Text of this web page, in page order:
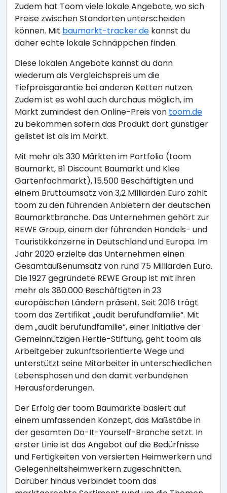
Zudem hat Toom viele lokale Angebote, wo sich
Preise zwischen Standorten unterscheiden
können. Mit baumarkt-tracker.de kannst du
daher echte lokale Schnäppchen finden.
Diese lokalen Angebote kannst du dann
wiederum als Vergleichspreis um die
Tiefpreisgarantie bei anderen Ketten nutzen.
Zudem ist es wohl auch durchaus möglich, im
Markt zumindest den Online-Preis von toom.de
zu bekommen sofern das Produkt dort günstiger
gelistet ist als im Markt.
Mit mehr als 330 Märkten im Portfolio (toom
Baumarkt, B1 Discount Baumarkt und Klee
Gartenfachmarkt), 15.500 Beschäftigten und
einem Bruttoumsatz von 3,2 Milliarden Euro zählt
toom zu den führenden Anbietern der deutschen
Baumarktbranche. Das Unternehmen gehört zur
REWE Group, einem der führenden Handels- und
Touristikkonzerne in Deutschland und Europa. Im
Jahr 2020 erzielte das Unternehmen einen
Gesamtaußenumsatz von rund 75 Milliarden Euro.
Die 1927 gegründete REWE Group ist mit ihren
mehr als 380.000 Beschäftigten in 23
europäischen Ländern präsent. Seit 2016 trägt
toom das Zertifikat „audit berufundfamilie“. Mit
dem „audit berufundfamilie“, einer Initiative der
Gemeinnützigen Hertie-Stiftung, geht toom als
Arbeitgeber zukunftsorientierte Wege und
unterstützt seine Mitarbeiter in unterschiedlichen
Lebensphasen und den damit verbundenen
Herausforderungen.
Der Erfolg der toom Baumärkte basiert auf
einem umfassenden Konzept, das Maßstäbe in
der gesamten Do-It-Yourself-Branche setzt. In
erster Linie ist das Angebot auf die Bedürfnisse
und Fertigkeiten von versierten Heimwerkern und
Gelegenheitsheimwerkern zugeschnitten.
Darüber hinaus verbindet toom das